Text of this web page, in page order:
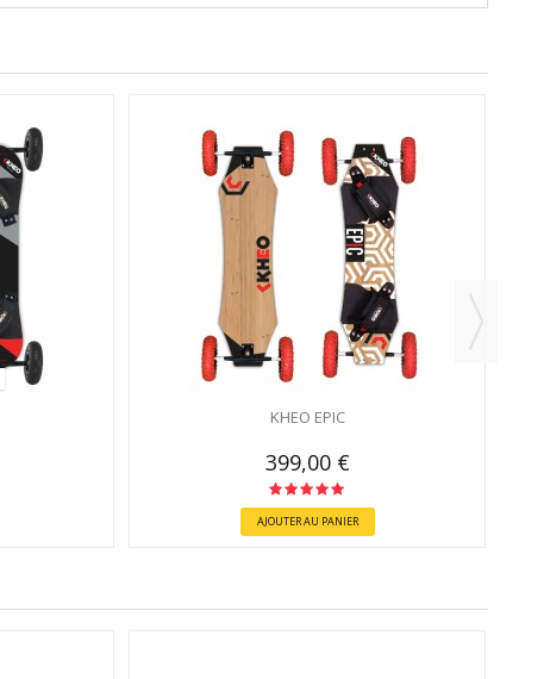
KHEO EPIC
399,00 €
AJOUTER AU PANIER